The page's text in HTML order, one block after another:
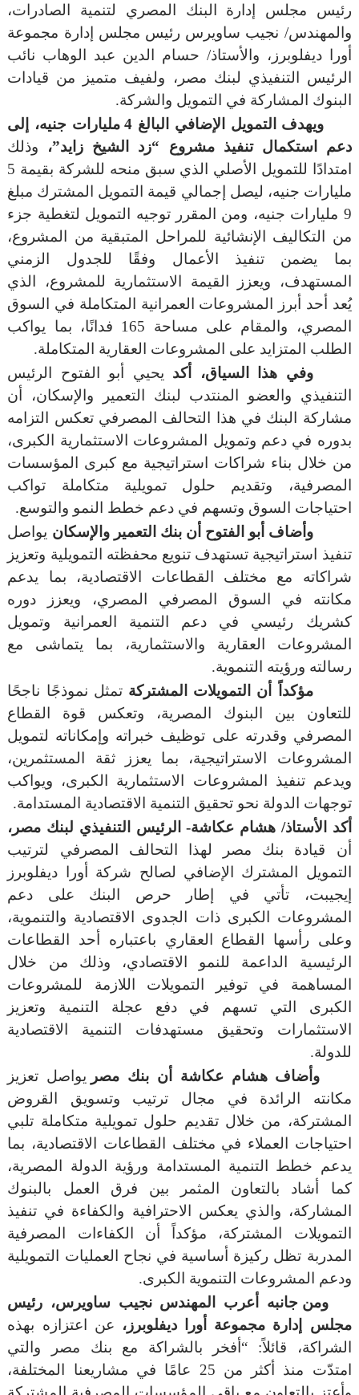
رئيس مجلس إدارة البنك المصري لتنمية الصادرات،
والمهندس/ نجيب ساويرس رئيس مجلس إدارة مجموعة
أورا ديفلوبرز، والأستاذ/ حسام الدين عبد الوهاب نائب
الرئيس التنفيذي لبنك مصر، ولفيف متميز من قيادات
البنوك المشاركة في التمويل والشركة.
ويهدف التمويل الإضافي البالغ 4 مليارات جنيه، إلى
دعم استكمال تنفيذ مشروع “زد الشيخ زايد”، وذلك
امتدادًا للتمويل الأصلي الذي سبق منحه للشركة بقيمة 5
مليارات جنيه، ليصل إجمالي قيمة التمويل المشترك مبلغ
9 مليارات جنيه، ومن المقرر توجيه التمويل لتغطية جزء
من التكاليف الإنشائية للمراحل المتبقية من المشروع،
بما يضمن تنفيذ الأعمال وفقًا للجدول الزمني
المستهدف، ويعزز القيمة الاستثمارية للمشروع، الذي
يُعد أحد أبرز المشروعات العمرانية المتكاملة في السوق
المصري، والمقام على مساحة 165 فدانًا، بما يواكب
الطلب المتزايد على المشروعات العقارية المتكاملة.
وفي هذا السياق، أكد يحيي أبو الفتوح الرئيس
التنفيذي والعضو المنتدب لبنك التعمير والإسكان، أن
مشاركة البنك في هذا التحالف المصرفي تعكس التزامه
بدوره في دعم وتمويل المشروعات الاستثمارية الكبرى،
من خلال بناء شراكات استراتيجية مع كبرى المؤسسات
المصرفية، وتقديم حلول تمويلية متكاملة تواكب
احتياجات السوق وتسهم في دعم خطط النمو والتوسع.
وأضاف أبو الفتوح أن بنك التعمير والإسكان يواصل
تنفيذ استراتيجية تستهدف تنويع محفظته التمويلية وتعزيز
شراكاته مع مختلف القطاعات الاقتصادية، بما يدعم
مكانته في السوق المصرفي المصري، ويعزز دوره
كشريك رئيسي في دعم التنمية العمرانية وتمويل
المشروعات العقارية والاستثمارية، بما يتماشى مع
رسالته ورؤيته التنموية.
مؤكداً أن التمويلات المشتركة تمثل نموذجًا ناجحًا
للتعاون بين البنوك المصرية، وتعكس قوة القطاع
المصرفي وقدرته على توظيف خبراته وإمكاناته لتمويل
المشروعات الاستراتيجية، بما يعزز ثقة المستثمرين،
ويدعم تنفيذ المشروعات الاستثمارية الكبرى، ويواكب
توجهات الدولة نحو تحقيق التنمية الاقتصادية المستدامة.
أكد الأستاذ/ هشام عكاشة- الرئيس التنفيذي لبنك مصر،
أن قيادة بنك مصر لهذا التحالف المصرفي لترتيب
التمويل المشترك الإضافي لصالح شركة أورا ديفلوبرز
إيجيبت، تأتي في إطار حرص البنك على دعم
المشروعات الكبرى ذات الجدوى الاقتصادية والتنموية،
وعلى رأسها القطاع العقاري باعتباره أحد القطاعات
الرئيسية الداعمة للنمو الاقتصادي، وذلك من خلال
المساهمة في توفير التمويلات اللازمة للمشروعات
الكبرى التي تسهم في دفع عجلة التنمية وتعزيز
الاستثمارات وتحقيق مستهدفات التنمية الاقتصادية
للدولة.
وأضاف هشام عكاشة أن بنك مصر يواصل تعزيز
مكانته الرائدة في مجال ترتيب وتسويق القروض
المشتركة، من خلال تقديم حلول تمويلية متكاملة تلبي
احتياجات العملاء في مختلف القطاعات الاقتصادية، بما
يدعم خطط التنمية المستدامة ورؤية الدولة المصرية،
كما أشاد بالتعاون المثمر بين فرق العمل بالبنوك
المشاركة، والذي يعكس الاحترافية والكفاءة في تنفيذ
التمويلات المشتركة، مؤكداً أن الكفاءات المصرفية
المدربة تظل ركيزة أساسية في نجاح العمليات التمويلية
ودعم المشروعات التنموية الكبرى.
ومن جانبه أعرب المهندس نجيب ساويرس، رئيس
مجلس إدارة مجموعة أورا ديفلوبرز، عن اعتزازه بهذه
الشراكة، قائلاً: “أفخر بالشراكة مع بنك مصر والتي
امتدّت منذ أكثر من 25 عامًا في مشاريعنا المختلفة،